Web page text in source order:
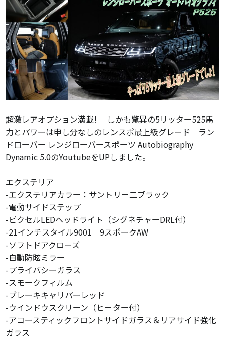
超激レアオプション満載!
しかも驚異の5リッター525馬
力とパワーは申し分なしのレンスポ最上級グレード ラン
ドローバー レンジローバースポーツ Autobiography
Dynamic 5.0のYoutubeをUPしました。
エクステリア
-エクステリアカラー：サントリー二ブラック
-電動サイドステップ
-ピクセルLEDヘッドライト（シグネチャーDRL付）
-21インチスタイル9001 9スポークAW
-ソフトドアクローズ
-自動防眩ミラー
-プライバシーガラス
-スモークフィルム
-ブレーキキャリパーレッド
-ウインドウスクリーン（ヒーター付）
-アコースティックフロントサイドガラス＆リアサイド強化
ガラス